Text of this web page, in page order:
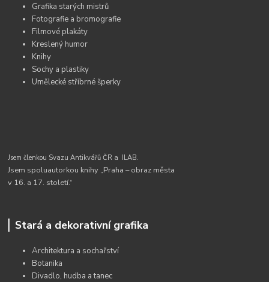
Grafika starých mistrů
Fotografie a bromografie
Filmové plakáty
Kreslený humor
Knihy
Sochy a plastiky
Umělecké stříbrné šperky
Jsem členkou Svazu Antikvářů ČR a ILAB.
Jsem spoluautorkou knihy „Praha – obraz města
v 16. a 17. století.“
Stará a dekorativní grafika
Architektura a sochařství
Botanika
Divadlo, hudba a tanec